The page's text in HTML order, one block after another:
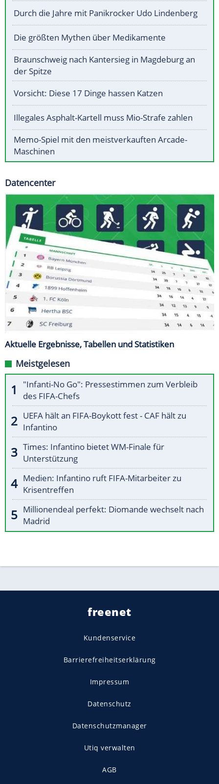
Durch die Jahre mit Panikrocker Udo Lindenberg
Die größten Mythen über Medikamente
Braunschweig nach Kantersieg in Magdeburg an
der Spitze
Vorsicht: Diese 17 Dinge hassen Katzen
Illegales Asphalt-Kartell muss Mio-Strafe zahlen
Memo-Spiel mit den meistverkauften Arcade-
Maschinen
Datencenter
Aktuelle Ergebnisse, Tabellen und Statistiken
Meistgelesen
"Infanti-No Go": Pressestimmen zum Verbleib
des FIFA-Chefs
UEFA hält an FIFA-Boykott fest - CAF hält zu
Infantino
Times: Infantino bietet WM-Finale für
Unterstützung
Medien: Infantino ruft FIFA-Mitarbeiter zu
Krisentreffen
Millionendeal perfekt: Diomande wechselt nach
Madrid
freenet
Kundenservice
Barrierefreiheitserklärung
Impressum
Datenschutz
Datenschutzmanager
Utiq verwalten
AGB